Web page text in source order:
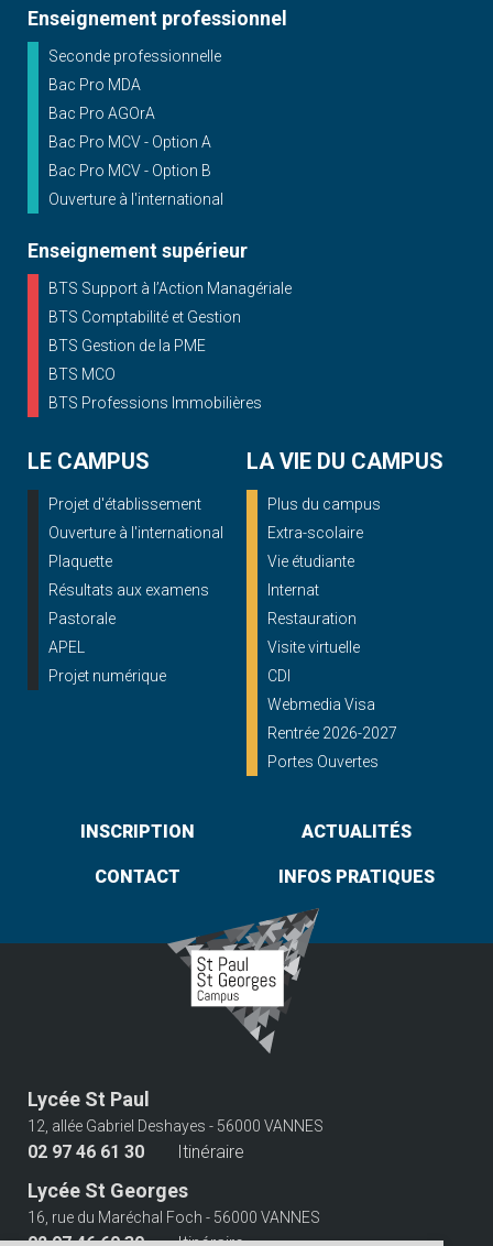
Enseignement professionnel
Seconde professionnelle
Bac Pro MDA
Bac Pro AGOrA
Bac Pro MCV - Option A
Bac Pro MCV - Option B
Ouverture à l'international
Enseignement supérieur
BTS Support à l’Action Managériale
BTS Comptabilité et Gestion
BTS Gestion de la PME
BTS MCO
BTS Professions Immobilières
LE CAMPUS
Projet d'établissement
Ouverture à l'international
Plaquette
Résultats aux examens
Pastorale
APEL
Projet numérique
LA VIE DU CAMPUS
Plus du campus
Extra-scolaire
Vie étudiante
Internat
Restauration
Visite virtuelle
CDI
Webmedia Visa
Rentrée 2026-2027
Portes Ouvertes
INSCRIPTION ACTUALITÉS
CONTACT INFOS PRATIQUES
Lycée St Paul
12, allée Gabriel Deshayes - 56000 VANNES
02 97 46 61 30 Itinéraire
Lycée St Georges
16, rue du Maréchal Foch - 56000 VANNES